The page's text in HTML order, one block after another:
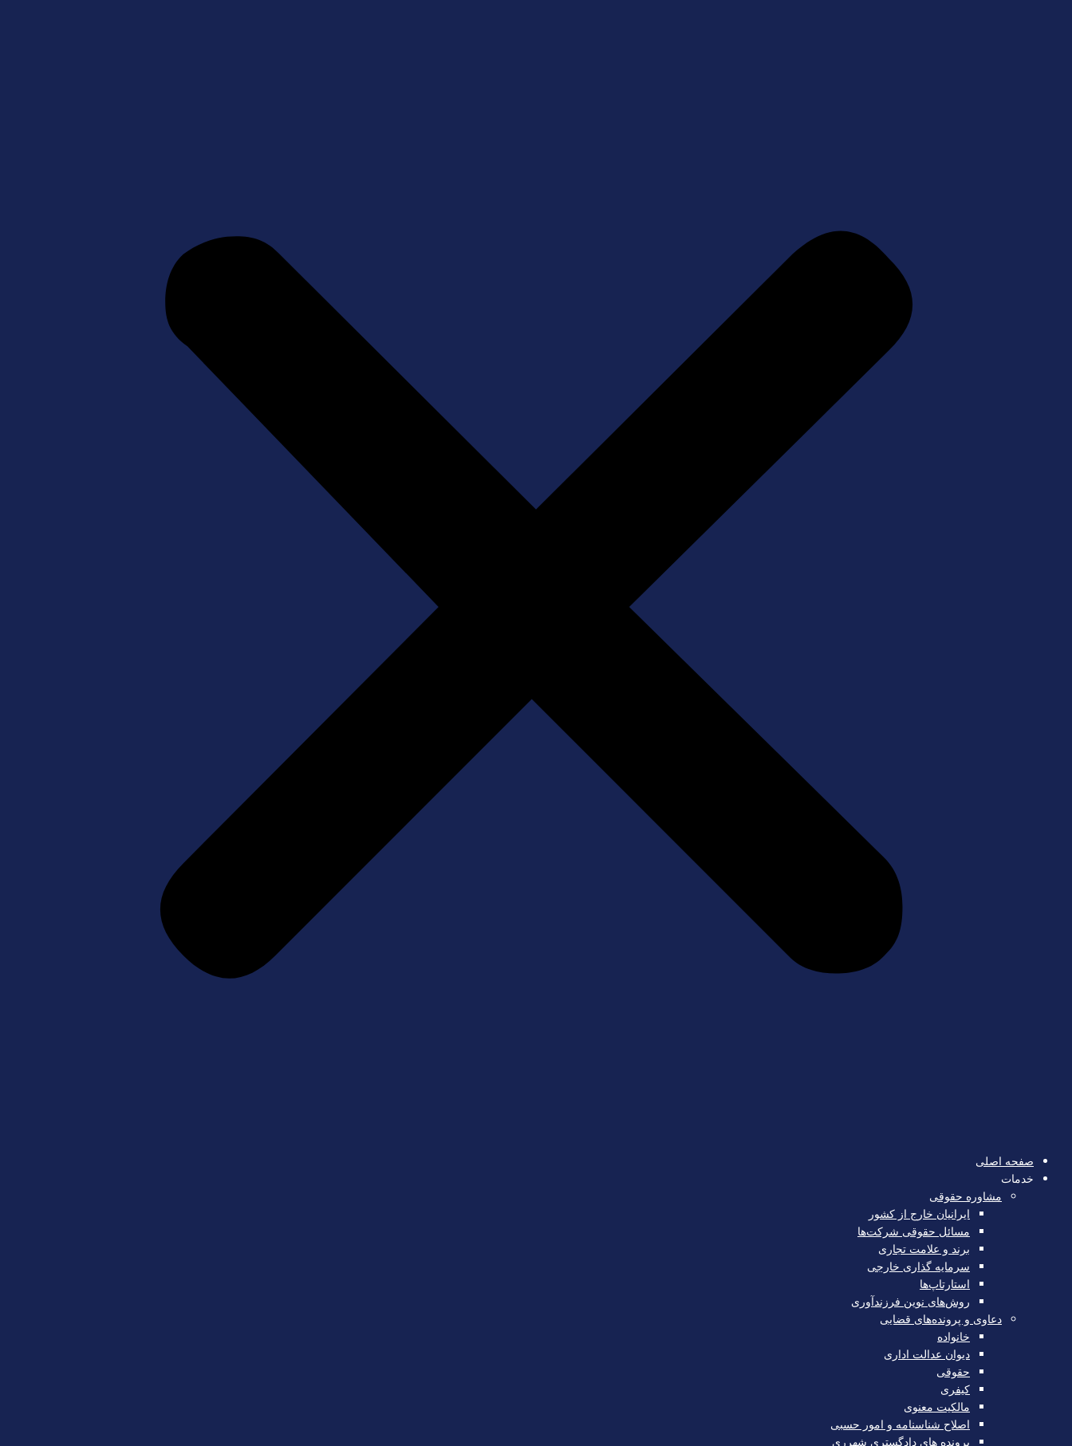
صفحه اصلی
خدمات
مشاوره حقوقی
ایرانیان خارج از کشور
مسائل حقوقی شرکت‌ها
برند و علامت تجاری
سرمایه‌ گذاری خارجی
استارتاپ‌ها
روش‌های نوین فرزندآوری
دعاوی و پرونده‌های قضایی
خانواده
دیوان عدالت اداری
حقوقی
کیفری
مالکیت معنوی
اصلاح شناسنامه و امور حسبی
پرونده های دادگستری شهرری